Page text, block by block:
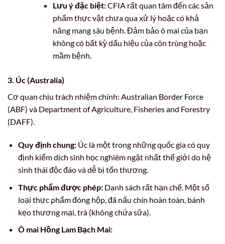
Lưu ý đặc biệt:CFIA rất quan tâm đến các sản
phẩm thực vật chưa qua xử lý hoặc có khả
năng mang sâu bệnh. Đảm bảo ô mai của bạn
không có bất kỳ dấu hiệu của côn trùng hoặc
mầm bệnh.
3. Úc (Australia)
Cơ quan chịu trách nhiệm chính: Australian Border Force
(ABF) và Department of Agriculture, Fisheries and Forestry
(DAFF).
Quy định chung:Úc là một trong những quốc gia có quy
định kiểm dịch sinh học nghiêm ngặt nhất thế giới do hệ
sinh thái độc đáo và dễ bị tổn thương.
Thực phẩm được phép:Danh sách rất hạn chế. Một số
loại thực phẩm đóng hộp, đã nấu chín hoàn toàn, bánh
kẹo thương mại, trà (không chứa sữa).
Ô mai Hồng Lam Bạch Mai: